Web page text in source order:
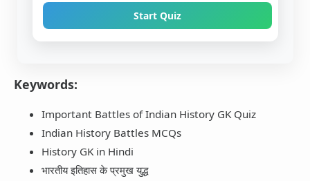
Start Quiz
Keywords:
Important Battles of Indian History GK Quiz
Indian History Battles MCQs
History GK in Hindi
भारतीय इतिहास के प्रमुख युद्ध